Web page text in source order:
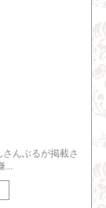
んぶるが掲載さ